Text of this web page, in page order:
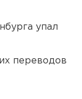
упал
переводов